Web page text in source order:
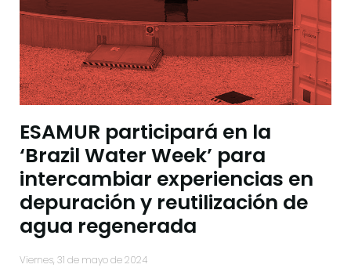
ESAMUR participará en la
‘Brazil Water Week’ para
intercambiar experiencias en
depuración y reutilización de
agua regenerada
viernes, 31 de mayo de 2024